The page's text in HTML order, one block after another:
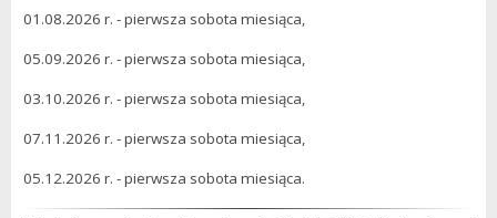
01.08.2026 r. - pierwsza sobota miesiąca,
05.09.2026 r. - pierwsza sobota miesiąca,
03.10.2026 r. - pierwsza sobota miesiąca,
07.11.2026 r. - pierwsza sobota miesiąca,
05.12.2026 r. - pierwsza sobota miesiąca.